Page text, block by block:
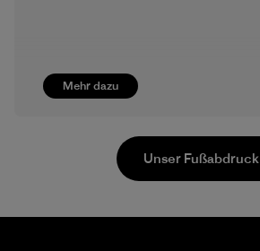
Mehr dazu
Unser Fußabdruck